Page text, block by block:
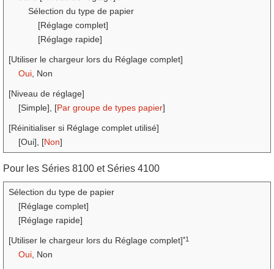
Sélection du type de papier
[Réglage complet]
[Réglage rapide]
[Utiliser le chargeur lors du Réglage complet]
Oui , Non
[Niveau de réglage]
[Simple], [Par groupe de types papier]
[Réinitialiser si Réglage complet utilisé]
[Oui], [Non]
Pour les Séries 8100 et Séries 4100
Sélection du type de papier
[Réglage complet]
[Réglage rapide]
[Utiliser le chargeur lors du Réglage complet]*1
Oui , Non